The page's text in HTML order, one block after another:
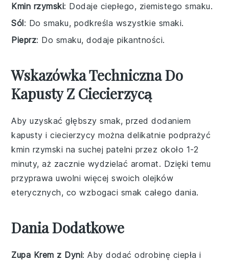
Kmin rzymski: Dodaje ciepłego, ziemistego smaku.
Sól: Do smaku, podkreśla wszystkie smaki.
Pieprz: Do smaku, dodaje pikantności.
Wskazówka Techniczna Do
Kapusty Z Ciecierzycą
Aby uzyskać głębszy smak, przed dodaniem
kapusty iciecierzycy można delikatnie podprażyć
kmin rzymski na suchej patelni przez około 1-2
minuty, aż zacznie wydzielać aromat. Dzięki temu
przyprawa uwolni więcej swoich olejków
eterycznych, co wzbogaci smak całego dania.
Dania Dodatkowe
Zupa Krem z Dyni: Aby dodać odrobinę ciepła i